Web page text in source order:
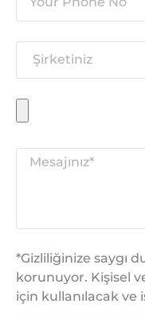
*Gizliliğinize saygı
korunuyor. Kişisel
için kullanılacak ve